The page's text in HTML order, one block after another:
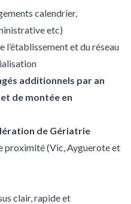
calendrier,
etc)
et du réseau
additionnels par an
de montée en
de Gériatrie
proximité (Vic, Ayguerote et
clair, rapide et